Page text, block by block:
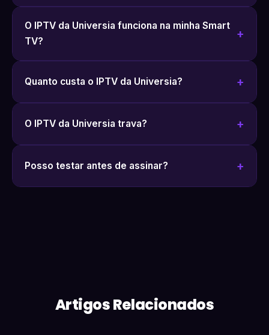
O IPTV da Universia funciona na minha Smart
TV?
Quanto custa o IPTV da Universia?
O IPTV da Universia trava?
Posso testar antes de assinar?
Artigos Relacionados